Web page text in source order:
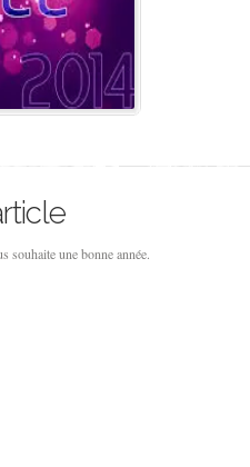
souhaite une bonne année.